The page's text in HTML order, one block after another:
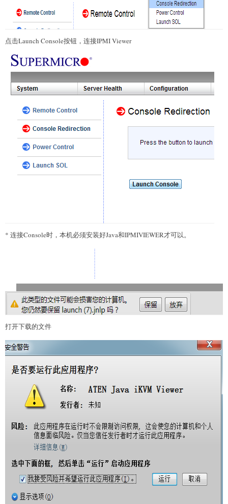
点击Launch Console按钮，连接IPMI Viewer
* 连接Console时，本机必须安装好Java和IPMIVIEWER才可以。
打开下载的文件